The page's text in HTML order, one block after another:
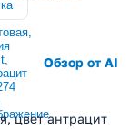
Обзор от AI
цвет антрацит